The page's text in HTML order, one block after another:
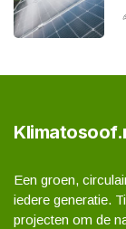
Een groen,
iedere generatie.
projecten om de